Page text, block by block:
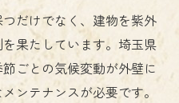
だけでなく、建物を紫外
果たしています。埼玉県
ごとの気候変動が外壁に
ンテナンスが必要です。